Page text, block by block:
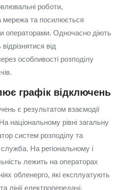
роботи,
мережа та посилюється
операторами. Одночасно діють
від
особливості розподілу
графік відключень
є результатом взаємодії
національному рівні загальну
систем розподілу та
На регіональному і
лежить на операторах
обленерго, які експлуатують
лінії електропередачі.